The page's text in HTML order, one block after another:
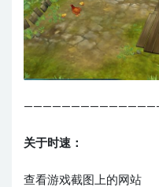
关于时速：
查看游戏截图上的网站